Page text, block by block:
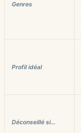
Genres
Profil idéal
Déconseillé si…